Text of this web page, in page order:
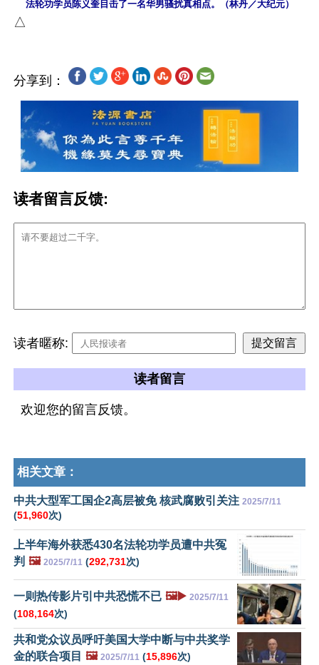
法轮功学员陈义奎目击了一名华男骚扰真相点。（林丹／大纪元）
分享到：
读者留言反馈:
读者暱称:
读者留言
欢迎您的留言反馈。
相关文章：
中共大型军工国企2高层被免 核武腐败引关注 2025/7/11
(51,960次)
上半年海外获悉430名法轮功学员遭中共冤
判 🖼️ 2025/7/11 (292,731次)
一则热传影片引中共恐慌不已 🖼️▶️ 2025/7/11
(108,164次)
共和党众议员呼吁美国大学中断与中共奖学
金的联合项目 🖼️ 2025/7/11 (15,896次)